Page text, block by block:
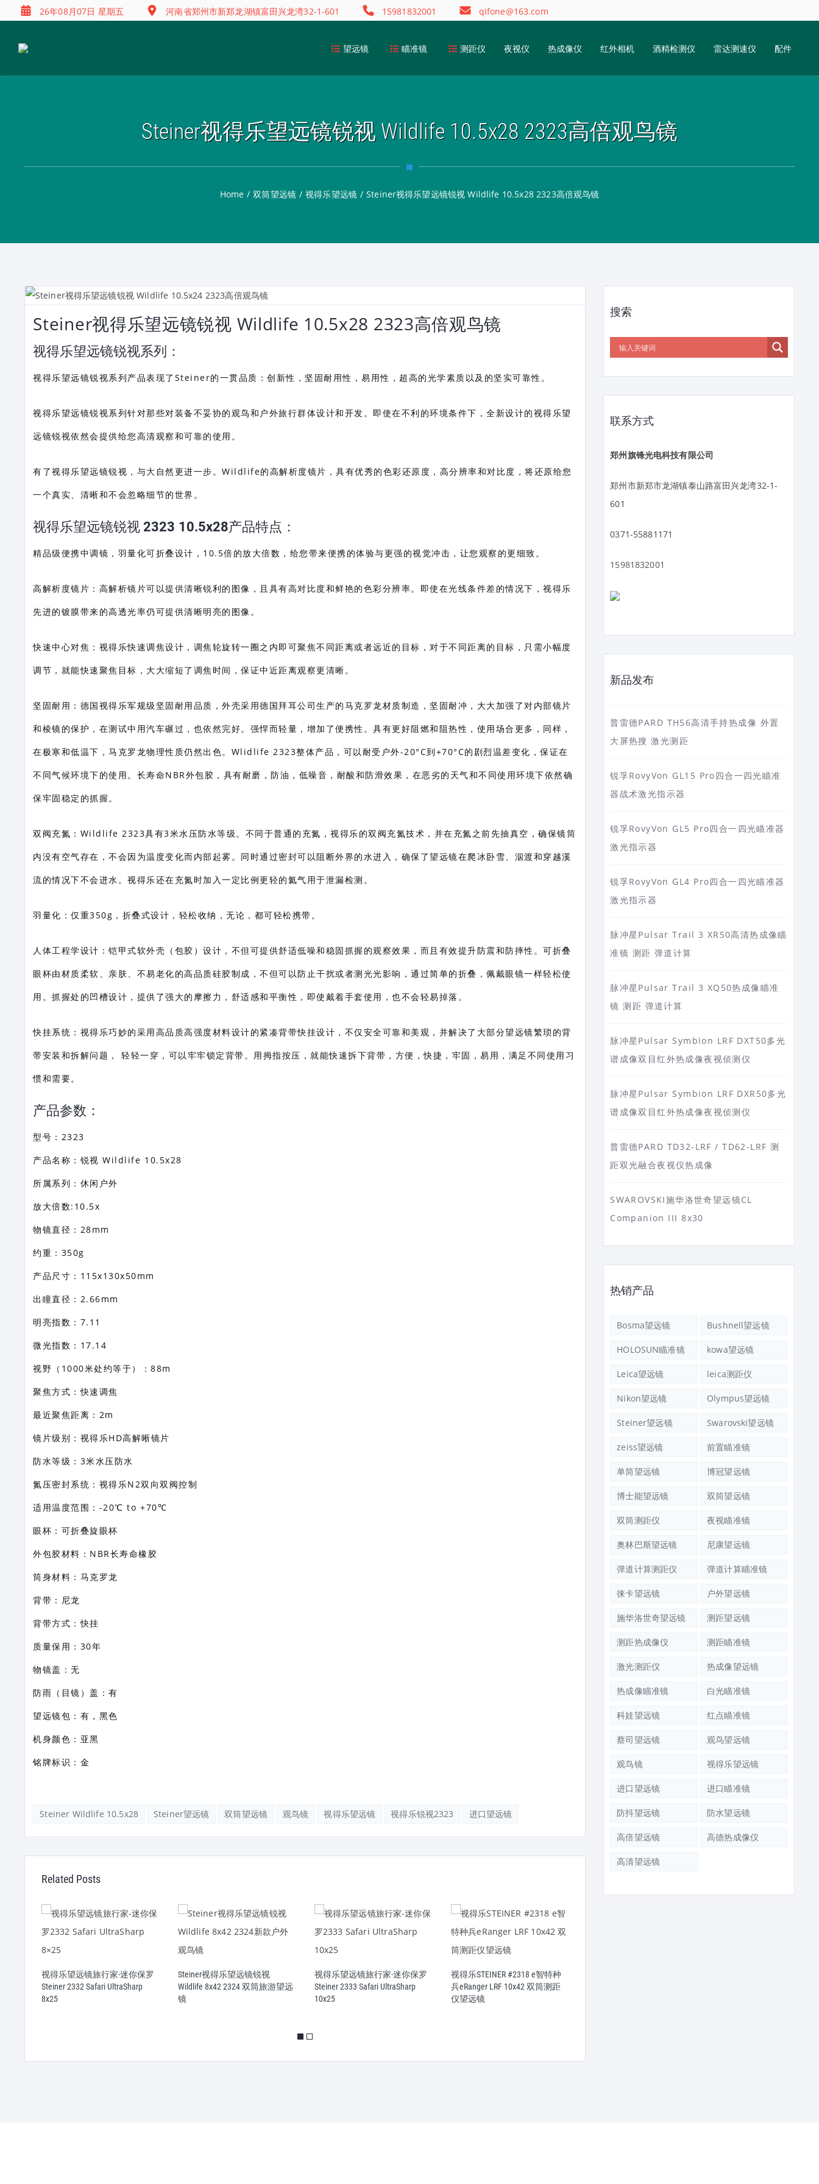
26年08月07日 星期五 河南省郑州市新郑龙湖镇富田兴龙湾32-1-601 15981832001 qifone@163.com
望远镜 瞄准镜 测距仪 夜视仪 热成像仪 红外相机 酒精检测仪 雷达测速仪 配件
Steiner视得乐望远镜锐视 Wildlife 10.5x28 2323高倍观鸟镜
Home / 双筒望远镜 / 视得乐望远镜 / Steiner视得乐望远镜锐视 Wildlife 10.5x28 2323高倍观鸟镜
Steiner视得乐望远镜锐视 Wildlife 10.5x28 2323高倍观鸟镜
视得乐望远镜锐视系列：
视得乐望远镜锐视系列产品表现了Steiner的一贯品质：创新性，坚固耐用性，易用性，超高的光学素质以及的坚实可靠性。
视得乐望远镜锐视系列针对那些对装备不妥协的观鸟和户外旅行群体设计和开发。即使在不利的环境条件下，全新设计的视得乐望
远镜锐视依然会提供给您高清观察和可靠的使用。
有了视得乐望远镜锐视，与大自然更进一步。Wildlife的高解析度镜片，具有优秀的色彩还原度，高分辨率和对比度，将还原给您
一个真实、清晰和不会忽略细节的世界。
视得乐望远镜锐视 2323 10.5x28产品特点：
精品级便携中调镜，羽量化可折叠设计，10.5倍的放大倍数，给您带来便携的体验与更强的视觉冲击，让您观察的更细致。
高解析度镜片：高解析镜片可以提供清晰锐利的图像，且具有高对比度和鲜艳的色彩分辨率。即使在光线条件差的情况下，视得乐
先进的镀膜带来的高透光率仍可提供清晰明亮的图像。
快速中心对焦：视得乐快速调焦设计，调焦轮旋转一圈之内即可聚焦不同距离或者远近的目标，对于不同距离的目标，只需小幅度
调节，就能快速聚焦目标，大大缩短了调焦时间，保证中近距离观察更清晰。
坚固耐用：德国视得乐军规级坚固耐用品质，外壳采用德国拜耳公司生产的马克罗龙材质制造，坚固耐冲，大大加强了对内部镜片
和棱镜的保护，在测试中用汽车碾过，也依然完好。强悍而轻量，增加了便携性。具有更好阻燃和阻热性，使用场合更多，同样，
在极寒和低温下，马克罗龙物理性质仍然出色。Wlidlife 2323整体产品，可以耐受户外-20°C到+70°C的剧烈温差变化，保证在
不同气候环境下的使用。长寿命NBR外包胶，具有耐磨，防油，低噪音，耐酸和防滑效果，在恶劣的天气和不同使用环境下依然确
保牢固稳定的抓握。
双阀充氮：Wildlife 2323具有3米水压防水等级。不同于普通的充氮，视得乐的双阀充氮技术，并在充氮之前先抽真空，确保镜筒
内没有空气存在，不会因为温度变化而内部起雾。同时通过密封可以阻断外界的水进入，确保了望远镜在爬冰卧雪、泅渡和穿越溪
流的情况下不会进水。视得乐还在充氮时加入一定比例更轻的氦气用于泄漏检测。
羽量化：仅重350g，折叠式设计，轻松收纳，无论，都可轻松携带。
人体工程学设计：铠甲式软外壳（包胶）设计，不但可提供舒适低噪和稳固抓握的观察效果，而且有效提升防震和防摔性。可折叠
眼杯由材质柔软、亲肤、不易老化的高品质硅胶制成，不但可以防止干扰或者测光光影响，通过简单的折叠，佩戴眼镜一样轻松使
用。抓握处的凹槽设计，提供了强大的摩擦力，舒适感和平衡性，即使戴着手套使用，也不会轻易掉落。
快挂系统：视得乐巧妙的采用高品质高强度材料设计的紧凑背带快挂设计，不仅安全可靠和美观，并解决了大部分望远镜繁琐的背
带安装和拆解问题， 轻轻一穿，可以牢牢锁定背带。用拇指按压，就能快速拆下背带，方便，快捷，牢固，易用，满足不同使用习
惯和需要。
产品参数：
型号：2323
产品名称：锐视 Wildlife 10.5x28
所属系列：休闲户外
放大倍数:10.5x
物镜直径：28mm
约重：350g
产品尺寸：115x130x50mm
出瞳直径：2.66mm
明亮指数：7.11
微光指数：17.14
视野（1000米处约等于）：88m
聚焦方式：快速调焦
最近聚焦距离：2m
镜片级别：视得乐HD高解晰镜片
防水等级：3米水压防水
氮压密封系统：视得乐N2双向双阀控制
适用温度范围：-20℃ to +70℃
眼杯：可折叠旋眼杯
外包胶材料：NBR长寿命橡胶
筒身材料：马克罗龙
背带：尼龙
背带方式：快挂
质量保用：30年
物镜盖：无
防雨（目镜）盖：有
望远镜包：有，黑色
机身颜色：亚黑
铭牌标识：金
Steiner Wildlife 10.5x28 Steiner望远镜 双筒望远镜 观鸟镜 视得乐望远镜 视得乐锐视2323 进口望远镜
Related Posts
视得乐望远镜旅行家-迷你保罗
Steiner 2332 Safari UltraSharp
8x25
Steiner视得乐望远镜锐视
Wildlife 8x42 2324 双筒旅游望远
镜
视得乐望远镜旅行家-迷你保罗
Steiner 2333 Safari UltraSharp
10x25
视得乐STEINER #2318 e智特种
兵eRanger LRF 10x42 双筒测距
仪望远镜
搜索
联系方式
郑州旗锋光电科技有限公司
郑州市新郑市龙湖镇泰山路富田兴龙湾32-1-
601
0371-55881171
15981832001
新品发布
普雷德PARD TH56高清手持热成像 外置
大屏热搜 激光测距
锐孚RovyVon GL15 Pro四合一四光瞄准
器战术激光指示器
锐孚RovyVon GL5 Pro四合一四光瞄准器
激光指示器
锐孚RovyVon GL4 Pro四合一四光瞄准器
激光指示器
脉冲星Pulsar Trail 3 XR50高清热成像瞄
准镜 测距 弹道计算
脉冲星Pulsar Trail 3 XQ50热成像瞄准
镜 测距 弹道计算
脉冲星Pulsar Symbion LRF DXT50多光
谱成像双目红外热成像夜视侦测仪
脉冲星Pulsar Symbion LRF DXR50多光
谱成像双目红外热成像夜视侦测仪
普雷德PARD TD32-LRF / TD62-LRF 测
距双光融合夜视仪热成像
SWAROVSKI施华洛世奇望远镜CL
Companion III 8x30
热销产品
Bosma望远镜 Bushnell望远镜
HOLOSUN瞄准镜 kowa望远镜
Leica望远镜 leica测距仪
Nikon望远镜 Olympus望远镜
Steiner望远镜 Swarovski望远镜
zeiss望远镜 前置瞄准镜
单筒望远镜 博冠望远镜
博士能望远镜 双筒望远镜
双筒测距仪 夜视瞄准镜
奥林巴斯望远镜 尼康望远镜
弹道计算测距仪 弹道计算瞄准镜
徕卡望远镜 户外望远镜
施华洛世奇望远镜 测距望远镜
测距热成像仪 测距瞄准镜
激光测距仪 热成像望远镜
热成像瞄准镜 白光瞄准镜
科娃望远镜 红点瞄准镜
蔡司望远镜 观鸟望远镜
观鸟镜 视得乐望远镜
进口望远镜 进口瞄准镜
防抖望远镜 防水望远镜
高倍望远镜 高德热成像仪
高清望远镜